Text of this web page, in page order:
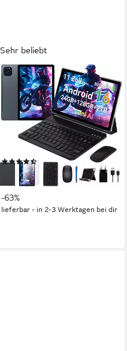
Sehr beliebt
KINGRID
11" Android 16 WiFi mit
Tastatur/Hülle/Maus Tablet
11 Zoll Bildschirmdiagonale
Speichergröße
1920x1200 px Bildschirmauflösung
Produktdatenblatt
(20)
109,99 € UVP
299,99 €
10,05 €mtl. in 12 Raten
-63%
lieferbar - in 2-3 Werktagen bei dir